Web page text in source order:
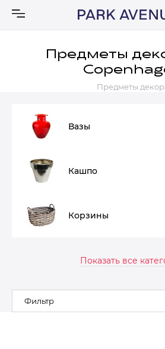
Аксессуары
Мебель
Свет
Акции
Гостиная
Кухня
Мягкая
Предметы
Предметы
Вазы
Кашпо
Корзины
Показать все
Фильтр